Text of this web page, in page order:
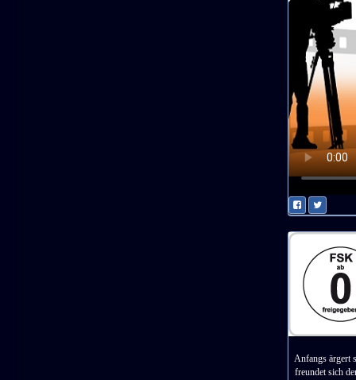
Anfangs ärgert
freundet sich